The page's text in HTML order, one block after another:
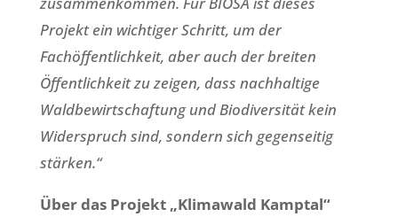
Projekt ein wichtiger Schritt, um der
Fachöffentlichkeit, aber auch der breiten
Öffentlichkeit zu zeigen, dass nachhaltige
Waldbewirtschaftung und Biodiversität kein
Widerspruch sind, sondern sich gegenseitig
stärken.“
Über das Projekt „Klimawald Kamptal“